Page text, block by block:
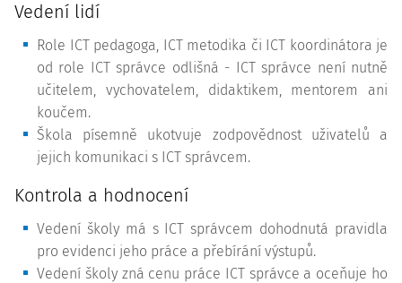
Vedení lidí
Role ICT pedagoga, ICT metodika či ICT koordinátora je
od role ICT správce odlišná - ICT správce není nutně
učitelem, vychovatelem, didaktikem, mentorem ani
koučem.
Škola písemně ukotvuje zodpovědnost uživatelů a
jejich komunikaci s ICT správcem.
Kontrola a hodnocení
Vedení školy má s ICT správcem dohodnutá pravidla
pro evidenci jeho práce a přebírání výstupů.
Vedení školy zná cenu práce ICT správce a oceňuje ho